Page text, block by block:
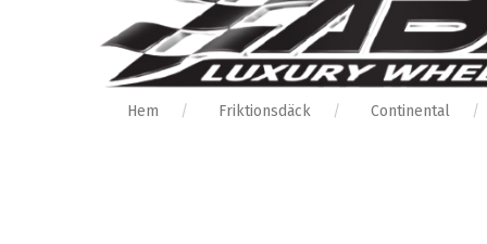
Hem Friktionsdäck Continental